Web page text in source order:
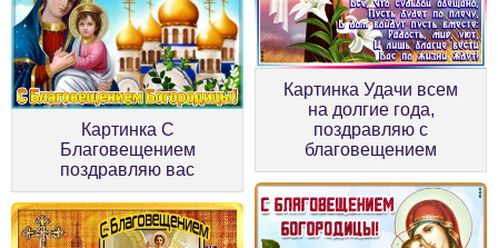
Картинка С
Благовещением
поздравляю вас
Картинка Удачи всем
на долгие года,
поздравляю с
благовещением